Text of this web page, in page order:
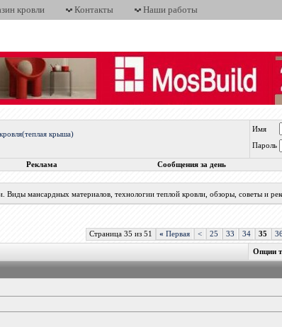
кровли Контакты Наши работы
крыша)
Имя
Пароль
Реклама Сообщения за день
мансардных материалов, технологии теплой кровли, обзоры, советы и
Страница 35 из 51 « Первая < 25 33 34 35
Опции